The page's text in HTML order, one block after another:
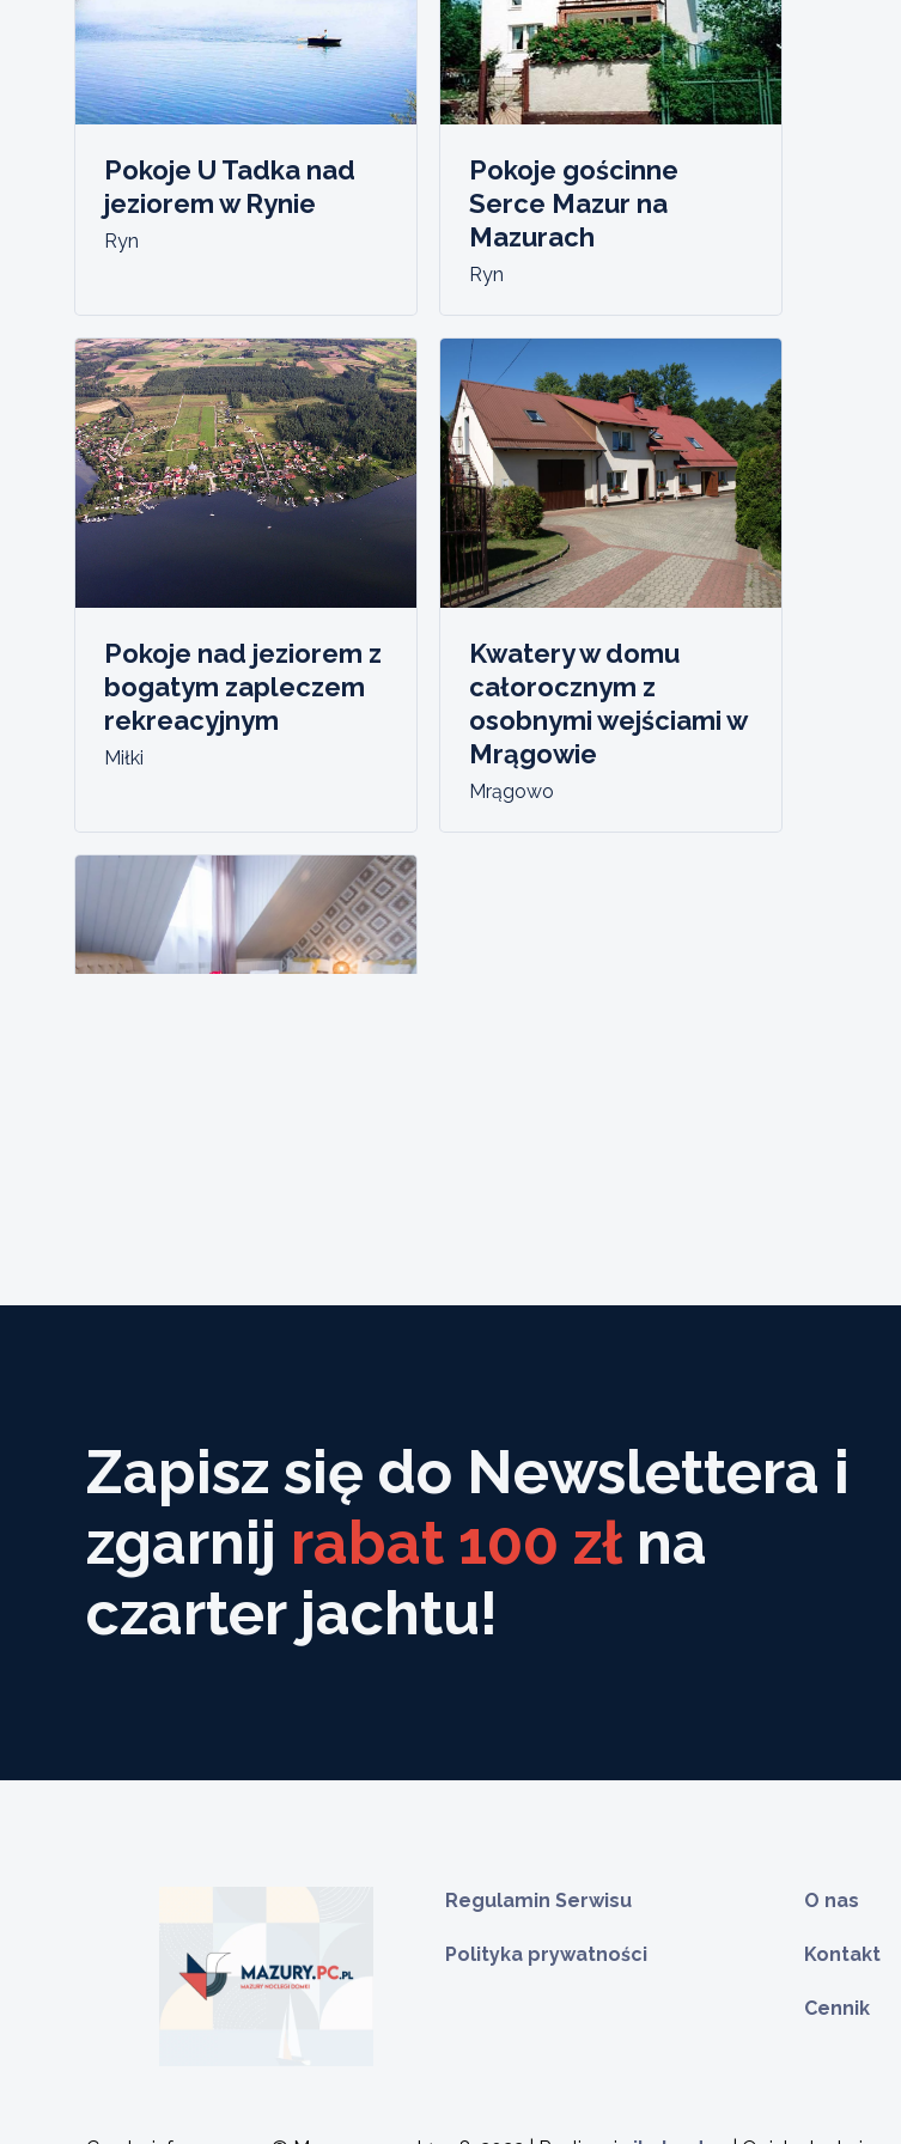
Pokoje U Tadka nad
jeziorem w Rynie
Ryn
Pokoje gościnne
Serce Mazur na
Mazurach
Ryn
Pokoje nad jeziorem z
bogatym zapleczem
rekreacyjnym
Miłki
Kwatery w domu
całorocznym z
osobnymi wejściami w
Mrągowie
Mrągowo
Pokoje w domu
jednorodzinnym w
Pokoje u Mietka w
Zapisz się do Newslettera i
zgarnij rabat 100 zł na
czarter jachtu!
Regulamin Serwisu
Polityka prywatności
O nas
Kontakt
Cennik